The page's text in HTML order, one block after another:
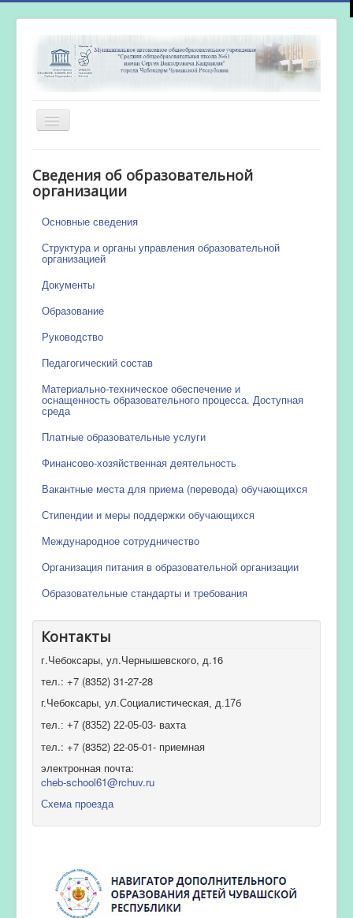
Включить/
выключить
Новости
Сведения об образовательной
организации
Основные сведения
Структура и органы управления образовательной
организацией
Документы
Образование
Руководство
Педагогический состав
Материально-техническое обеспечение и
оснащенность образовательного процесса. Доступная
среда
Платные образовательные услуги
Финансово-хозяйственная деятельность
Вакантные места для приема (перевода) обучающихся
Стипендии и меры поддержки обучающихся
Международное сотрудничество
Организация питания в образовательной организации
Образовательные стандарты и требования
Контакты
г.Чебоксары, ул.Чернышевского, д.16
тел.: +7 (8352) 31-27-28
г.Чебоксары, ул.Социалистическая, д.17б
тел.: +7 (8352) 22-05-03- вахта
тел.: +7 (8352) 22-05-01- приемная
электронная почта:
cheb-school61@rchuv.ru
Схема проезда